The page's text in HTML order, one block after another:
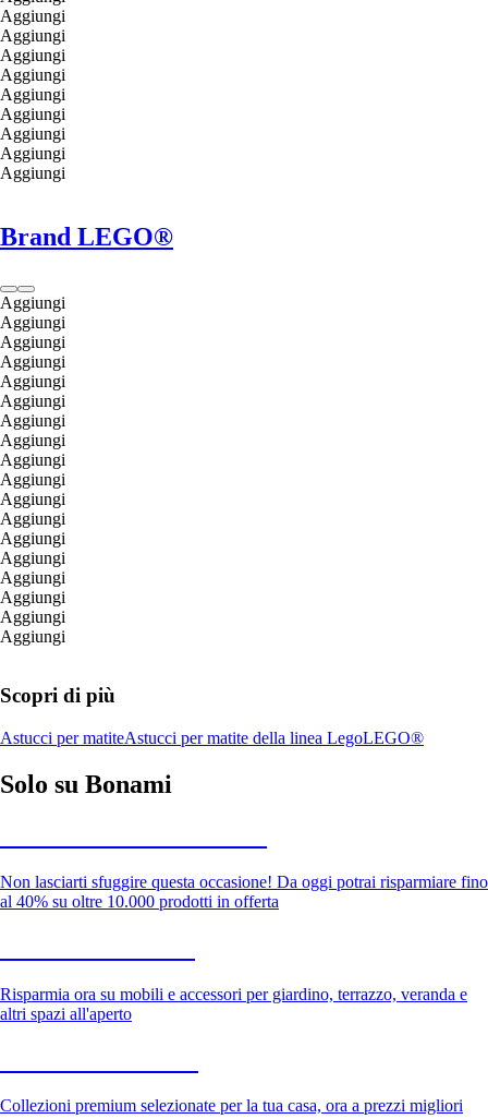
Aggiungi
Aggiungi
Aggiungi
Aggiungi
Aggiungi
Aggiungi
Aggiungi
Aggiungi
Aggiungi
Brand LEGO®
Aggiungi
Aggiungi
Aggiungi
Aggiungi
Aggiungi
Aggiungi
Aggiungi
Aggiungi
Aggiungi
Aggiungi
Aggiungi
Aggiungi
Aggiungi
Aggiungi
Aggiungi
Aggiungi
Aggiungi
Aggiungi
Scopri di più
Astucci per matiteAstucci per matite della linea LegoLEGO®
Solo su Bonami
Non lasciarti sfuggire questa occasione! Da oggi potrai risparmiare fino
al 40% su oltre 10.000 prodotti in offerta
Risparmia ora su mobili e accessori per giardino, terrazzo, veranda e
altri spazi all'aperto
Collezioni premium selezionate per la tua casa, ora a prezzi migliori